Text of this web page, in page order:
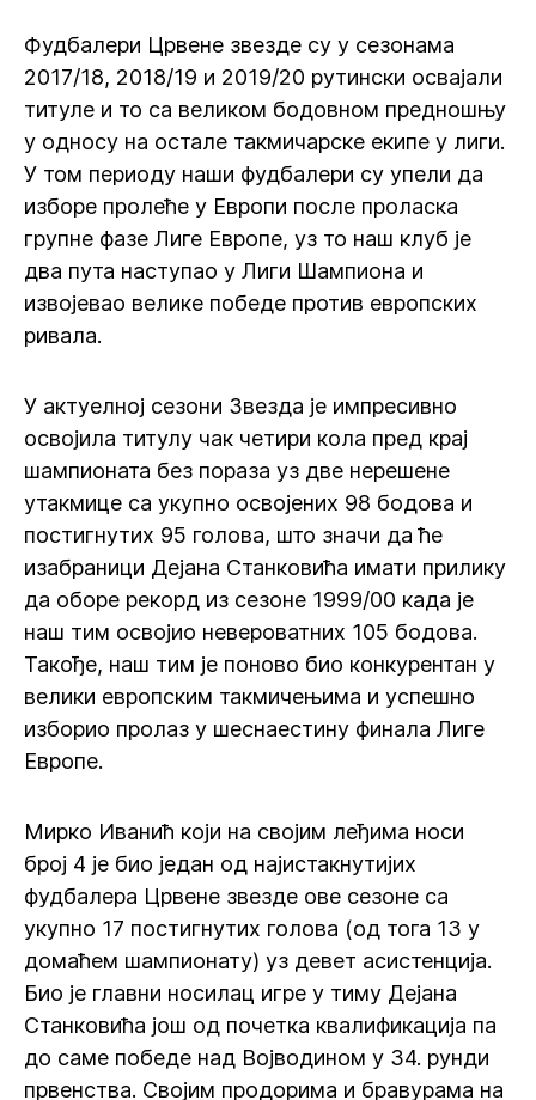
Фудбалери Црвене звезде су у сезонама
2017/18, 2018/19 и 2019/20 рутински освајали
титуле и то са великом бодовном предношњу
у односу на остале такмичарске екипе у лиги.
У том периоду наши фудбалери су упели да
изборе пролеће у Европи после проласка
групне фазе Лиге Европе, уз то наш клуб је
два пута наступао у Лиги Шампиона и
извојевао велике победе против европских
ривала.
У актуелној сезони Звезда је импресивно
освојила титулу чак четири кола пред крај
шампионата без пораза уз две нерешене
утакмице са укупно освојених 98 бодова и
постигнутих 95 голова, што значи да ће
изабраници Дејана Станковића имати прилику
да оборе рекорд из сезоне 1999/00 када је
наш тим освојио невероватних 105 бодова.
Такође, наш тим је поново био конкурентан у
велики европским такмичењима и успешно
изборио пролаз у шеснаестину финала Лиге
Европе.
Мирко Иванић који на својим леђима носи
број 4 је био један од најистакнутијих
фудбалера Црвене звезде ове сезоне са
укупно 17 постигнутих голова (од тога 13 у
домаћем шампионату) уз девет асистенција.
Био је главни носилац игре у тиму Дејана
Станковића још од почетка квалификација па
до саме победе над Војводином у 34. рунди
првенства. Својим продорима и бравурама на